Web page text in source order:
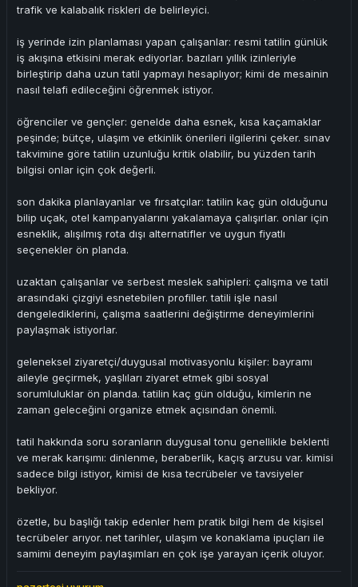
trafik ve kalabalık riskleri de belirleyici.
iş yerinde izin planlaması yapan çalışanlar: resmi tatilin günlük
iş akışına etkisini merak ediyorlar. bazıları yıllık izinleriyle
birleştirip daha uzun tatil yapmayı hesaplıyor; kimi de mesainin
nasıl telafi edileceğini öğrenmek istiyor.
öğrenciler ve gençler: genelde daha esnek, kısa kaçamaklar
peşinde; bütçe, ulaşım ve etkinlik önerileri ilgilerini çeker. sınav
takvimine göre tatilin uzunluğu kritik olabilir, bu yüzden tarih
bilgisi onlar için çok değerli.
son dakika planlayanlar ve fırsatçılar: tatilin kaç gün olduğunu
bilip uçak, otel kampanyalarını yakalamaya çalışırlar. onlar için
esneklik, alışılmış rota dışı alternatifler ve uygun fiyatlı
seçenekler ön planda.
uzaktan çalışanlar ve serbest meslek sahipleri: çalışma ve tatil
arasındaki çizgiyi esnetebilen profiller. tatili işle nasıl
dengelediklerini, çalışma saatlerini değiştirme deneyimlerini
paylaşmak istiyorlar.
geleneksel ziyaretçi/duygusal motivasyonlu kişiler: bayramı
aileyle geçirmek, yaşlıları ziyaret etmek gibi sosyal
sorumluluklar ön planda. tatilin kaç gün olduğu, kimlerin ne
zaman geleceğini organize etmek açısından önemli.
tatil hakkında soru soranların duygusal tonu genellikle beklenti
ve merak karışımı: dinlenme, beraberlik, kaçış arzusu var. kimisi
sadece bilgi istiyor, kimisi de kısa tecrübeler ve tavsiyeler
bekliyor.
özetle, bu başlığı takip edenler hem pratik bilgi hem de kişisel
tecrübeler arıyor. net tarihler, ulaşım ve konaklama ipuçları ile
samimi deneyim paylaşımları en çok işe yarayan içerik oluyor.